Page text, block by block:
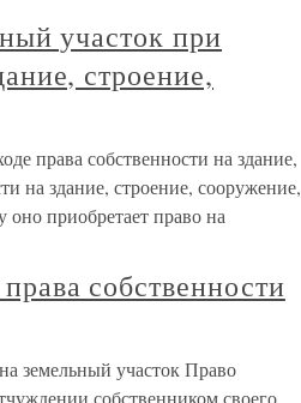
участок при
строение,
права собственности на здание,
на здание, строение, сооружение,
приобретает право на
собственности
земельный участок Право
собственником своего